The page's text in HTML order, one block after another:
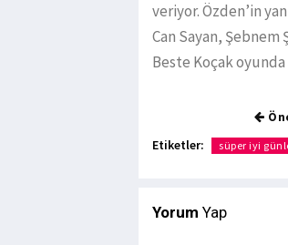
veriyor. Özden’in
Can Sayan, Şebnem
Beste Koçak
Etiketler: süper iyi
Yorum Yap